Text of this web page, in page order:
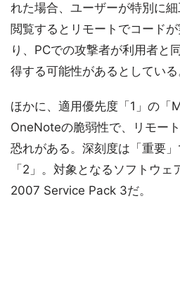
れた場合、ユーザーが特別に
閲覧するとリモートでコード
り、PCでの攻撃者が利用者と
得する可能性があるとしている
ほかに、適用優先度「1」の「
OneNoteの脆弱性で、リモー
恐れがある。深刻度は「重要
「2」。対象となるソフトウ
2007 Service Pack 3だ。